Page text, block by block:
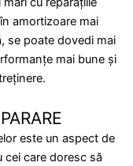
amortizoare mai
se poate dovedi mai
mai bune și
este un aspect de
cei care doresc să